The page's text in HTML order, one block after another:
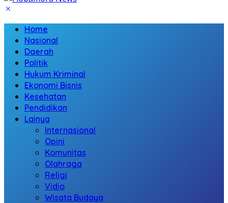
Home
Nasional
Daerah
Politik
Hukum Kriminal
Ekonomi Bisnis
Kesehatan
Pendidikan
Lainya
Internasional
Opini
Komunitas
Olahraga
Religi
Vidio
Wisata Budaya